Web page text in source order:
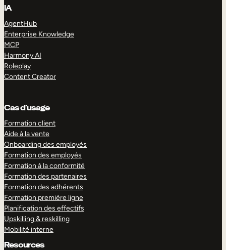
IA
AgentHub
Enterprise Knowledge
MCP
Harmony AI
Roleplay
Content Creator
Cas d’usage
Formation client
Aide à la vente
Onboarding des employés
Formation des employés
Formation à la conformité
Formation des partenaires
Formation des adhérents
Formation première ligne
Planification des effectifs
Upskilling & reskilling
Mobilité interne
Resources